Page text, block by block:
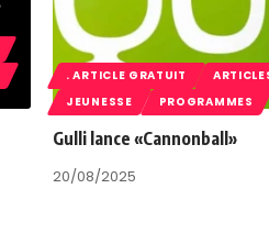
. ARTICLE GRATUIT
JEUNESSE
PROGRAMMES
Gulli lance «Cannonball»
20/08/2025